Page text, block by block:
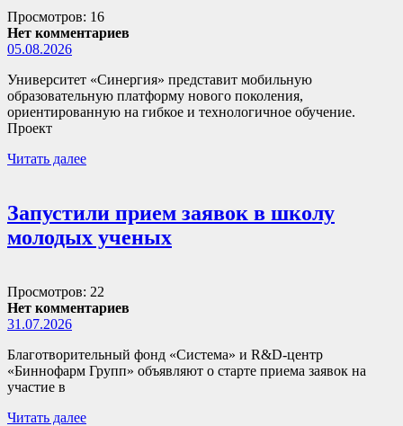
Просмотров: 16
Нет комментариев
05.08.2026
Университет «Синергия» представит мобильную
образовательную платформу нового поколения,
ориентированную на гибкое и технологичное обучение.
Проект
Читать далее
Запустили прием заявок в школу
молодых ученых
Просмотров: 22
Нет комментариев
31.07.2026
Благотворительный фонд «Система» и R&D-центр
«Биннофарм Групп» объявляют о старте приема заявок на
участие в
Читать далее